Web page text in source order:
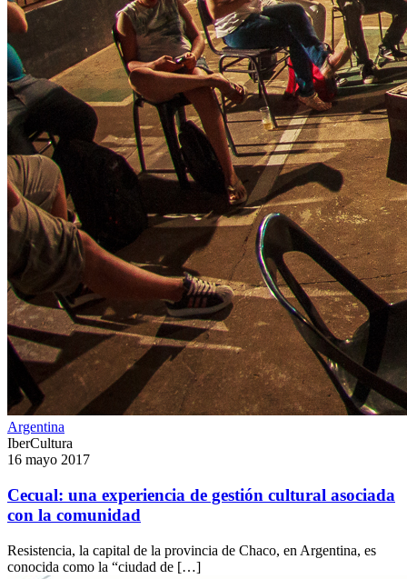
Argentina
IberCultura
16 mayo 2017
Cecual: una experiencia de gestión cultural asociada
con la comunidad
Resistencia, la capital de la provincia de Chaco, en Argentina, es
conocida como la “ciudad de […]